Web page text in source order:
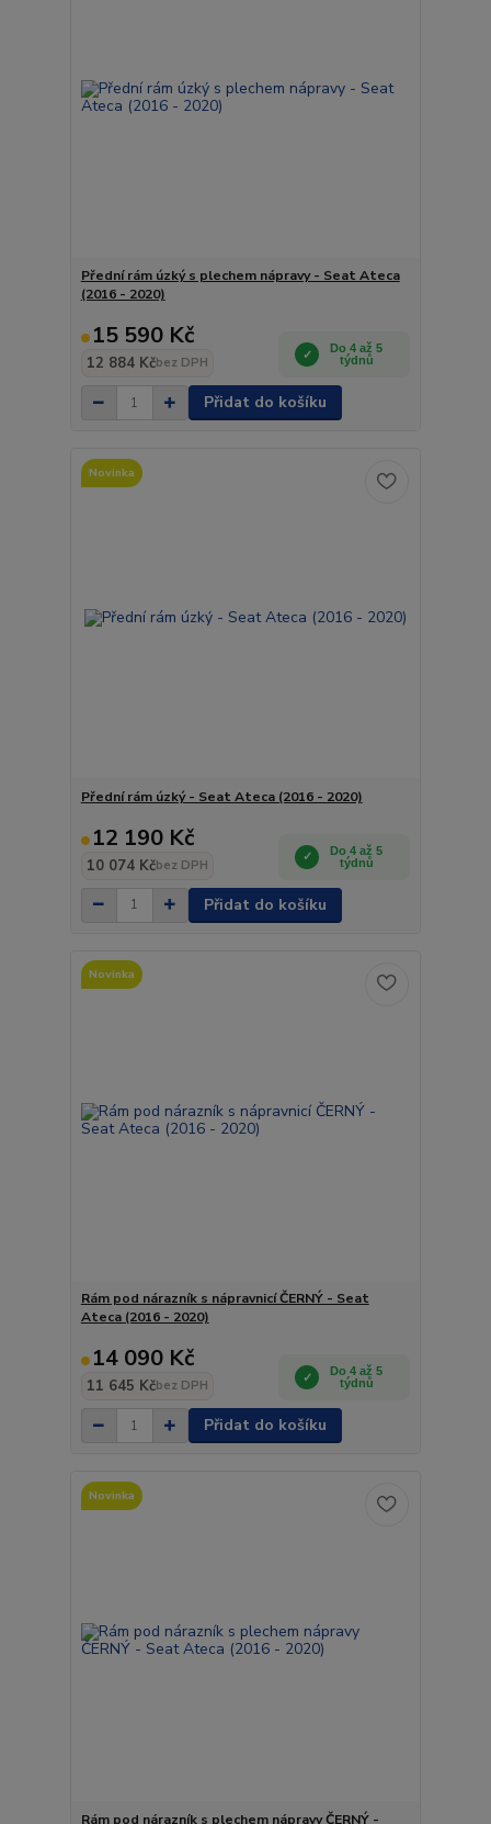
Přední rám úzký s plechem nápravy - Seat Ateca
(2016 - 2020)
15 590 Kč
12 884 Kčbez DPH
Do 4 až 5
týdnů
Přidat do košíku
Novinka
Přední rám úzký - Seat Ateca (2016 - 2020)
12 190 Kč
10 074 Kčbez DPH
Do 4 až 5
týdnů
Přidat do košíku
Novinka
Rám pod nárazník s nápravnicí ČERNÝ - Seat
Ateca (2016 - 2020)
14 090 Kč
11 645 Kčbez DPH
Do 4 až 5
týdnů
Přidat do košíku
Novinka
Rám pod nárazník s plechem nápravy ČERNÝ -